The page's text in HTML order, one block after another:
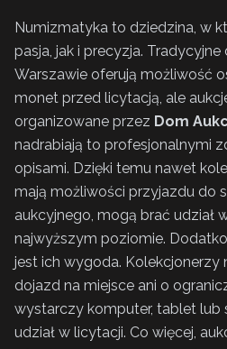
Numizmatyka to dziedzina, w
pasja, jak i precyzja.
Warszawie oferują możliwość
monet przed licytacją, ale
organizowane przez Dom
nadrabiają to profesjonalnymi
opisami. Dzięki temu nawet
mają możliwości przyjazdu do
aukcyjnego, mogą brać udział
najwyższym poziomie.
jest ich wygoda. Kolekcjonerzy
dojazd na miejsce ani o
wystarczy komputer, tablet lub
udział w licytacji. Co więcej,